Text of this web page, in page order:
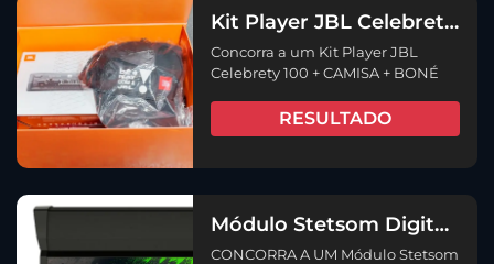
Kit Player JBL Celebrety
100 + CAMISA + BONÉ
Concorra a um Kit Player JBL
Celebrety 100 + CAMISA + BONÉ
RESULTADO
Módulo Stetsom Digital
Bass DB3000 2 Ohms
CONCORRA A UM Módulo Stetsom